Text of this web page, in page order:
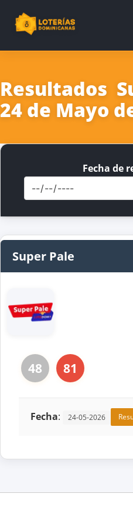
Resultados
24 de Mayo
Fecha de
Super Pale
48 81
Fecha: 24-05-2026